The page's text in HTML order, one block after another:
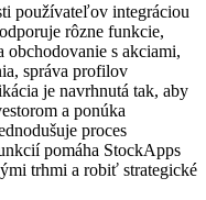
používateľov integráciou
rôzne funkcie,
obchodovanie s akciami,
správa profilov
je navrhnutá tak, aby
a ponúka
proces
pomáha StockApps
trhmi a robiť strategické